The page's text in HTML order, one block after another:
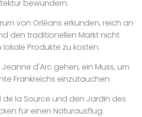
bewundern.
von Orléans erkunden, reich an
den traditionellen Markt nicht
Produkte zu kosten.
d'Arc gehen, ein Muss, um
Frankreichs einzutauchen.
de la Source und den Jardin des
für einen Naturausflug.